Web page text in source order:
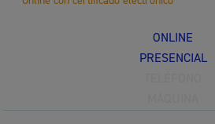
ONLINE
PRESENCIAL